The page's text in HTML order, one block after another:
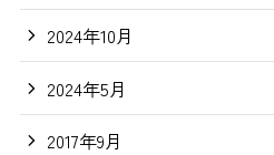
2024年10月
2024年5月
2017年9月